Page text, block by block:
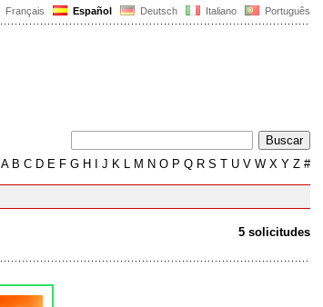
Français Español Deutsch Italiano Português
AB C D E F G H J K L M N O P Q R S T U V W X Y Z #
5 solicitudes